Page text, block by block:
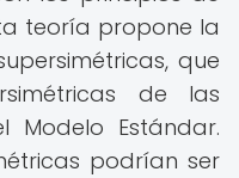
teoría propone la
que
de las
Modelo Estándar.
podrían ser